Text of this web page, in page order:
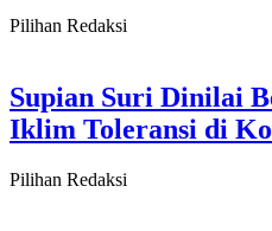
Pilihan Redaksi
Supian Suri Dinilai
Iklim Toleransi di
Pilihan Redaksi